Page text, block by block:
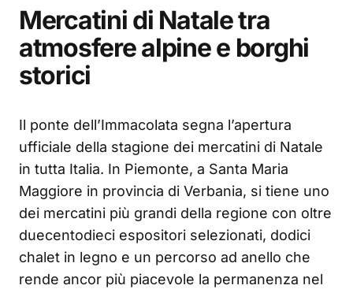
Mercatini di Natale tra
atmosfere alpine e borghi
storici
Il ponte dell’Immacolata segna l’apertura
ufficiale della stagione dei mercatini di Natale
in tutta Italia. In Piemonte, a Santa Maria
Maggiore in provincia di Verbania, si tiene uno
dei mercatini più grandi della regione con oltre
duecentodieci espositori selezionati, dodici
chalet in legno e un percorso ad anello che
rende ancor più piacevole la permanenza nel